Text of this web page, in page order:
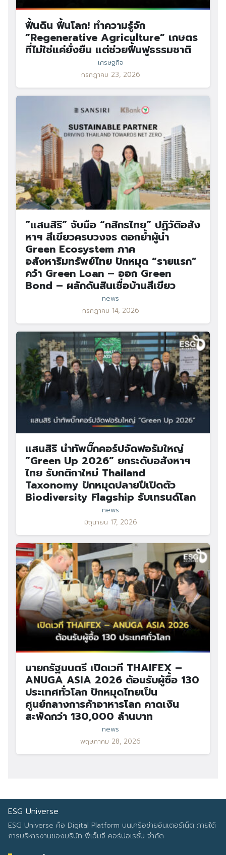
ฟื้นดิน ฟื้นโลก! ทำความรู้จัก
“Regenerative Agriculture” เกษตร
ที่ไม่ใช่แค่ยั่งยืน แต่ช่วยฟื้นฟูธรรมชาติ
เศรษฐกิจ
กรกฎาคม 23, 2026
“แสนสิริ” จับมือ “กสิกรไทย” ปฏิวัติอสัง
หาฯ สีเขียวครบวงจร ตอกย้ำผู้นำ
Green Ecosystem ภาค
อสังหาริมทรัพย์ไทย ปักหมุด “รายแรก”
คว้า Green Loan – ออก Green
Bond – ผลักดันสินเชื่อบ้านสีเขียว
news
กรกฎาคม 14, 2026
แสนสิริ นำทัพบิ๊กคอร์ปจัดฟอรัมใหญ่
“Green Up 2026” ยกระดับอสังหาฯ
ไทย รับกติกาใหม่ Thailand
Taxonomy ปักหมุดปลายปีเปิดตัว
Biodiversity Flagship รับเทรนด์โลก
news
มิถุนายน 17, 2026
นายกรัฐมนตรี เปิดเวที THAIFEX –
ANUGA ASIA 2026 ต้อนรับผู้ซื้อ 130
ประเทศทั่วโลก ปักหมุดไทยเป็น
ศูนย์กลางการค้าอาหารโลก คาดเงิน
สะพัดกว่า 130,000 ล้านบาท
news
พฤษภาคม 28, 2026
ESG Universe
ESG Universe คือ Digital Platform บนเครือข่ายอินเตอร์เน็ต ภายใต้
การบริหารงานของบริษัท พีเอ็มจี คอร์ปอเรชั่น จำกัด